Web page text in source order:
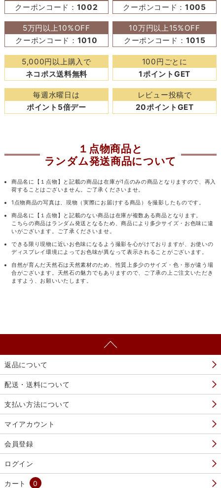
クーポンコード： 1002
クーポンコード：1005
5万円以上10%OFF
クーポンコード： 1010
10万円以上15%OFF
クーポンコード： 1015
5,000円以上購入で
ネコポス送料無料
100円ごとに
1ポイントGET
毎週水曜日は
ポイント5倍デー
レビュー投稿で
20ポイントGET
１点物商品と
ランダム発送商品について
商品名に【１点物】と記載の商品は在庫が1点のみの商品となりますので、再入
荷することはございません。ご了承くださいませ。
1点物商品の写真は、現物（実際にお届けする商品）を撮影したものです。
商品名に【１点物】と記載のない商品は在庫が複数ある商品となります。
こちらの商品はランダム発送となるため、商品により多少サイズ・お色味に違
いがございます。ご了承くださいませ。
できる限り現物に近いお色味になるよう撮影を心がけておりますが、お使いの
ディスプレイ環境によってお色味が異なって表示されることがございます。
自然が育んだ天然石は天然素材のため、性質上多少のサイズ・色・形が違う場
合がございます。天然石の魅力でもありますので、ご了承の上ご注文いただき
ますよう、お願いいたします。
返品について
配送・送料について
支払い方法について
マイアカウント
会員登録
ログイン
カート 0